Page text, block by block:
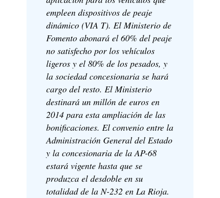
empleen dispositivos de peaje
dinámico (VIA T). El Ministerio de
Fomento abonará el 60% del peaje
no satisfecho por los vehículos
ligeros y el 80% de los pesados, y
la sociedad concesionaria se hará
cargo del resto. El Ministerio
destinará un millón de euros en
2014 para esta ampliación de las
bonificaciones. El convenio entre la
Administración General del Estado
y la concesionaria de la AP-68
estará vigente hasta que se
produzca el desdoble en su
totalidad de la N-232 en La Rioja.